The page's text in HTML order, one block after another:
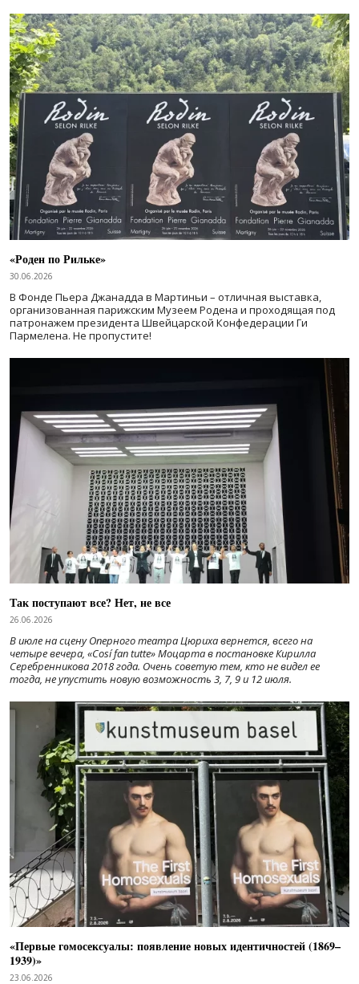
«Роден по Рильке»
30.06.2026
В Фонде Пьера Джанадда в Мартиньи – отличная выставка,
организованная парижским Музеем Родена и проходящая под
патронажем президента Швейцарской Конфедерации Ги
Пармелена. Не пропустите!
Так поступают все? Нет, не все
26.06.2026
В июле на сцену Оперного театра Цюриха вернется, всего на
четыре вечера, «Cosí fan tutte» Моцарта в постановке Кирилла
Серебренникова 2018 года. Очень советую тем, кто не видел ее
тогда, не упустить новую возможность 3, 7, 9 и 12 июля.
«Первые гомосексуалы: появление новых идентичностей (1869–
1939)»
23.06.2026